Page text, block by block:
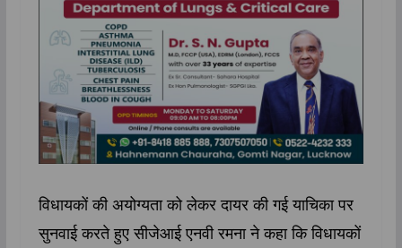
विधायकों की अयोग्यता को लेकर दायर की गई याचिका पर
सुनवाई करते हुए सीजेआई एनवी रमना ने कहा कि विधायकों